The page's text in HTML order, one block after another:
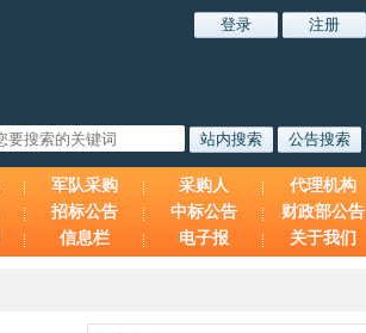
军队采购 采购人
代理机构
招标公告 中标公告
财政部公告
信息栏 电子报 关于我们